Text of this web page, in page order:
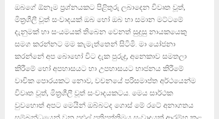
ඔබගේ ඕනෑම ප්‍රශ්නයකට පිළිතුරු ලබාදෙන විවෘත වූත්,
මිත්‍රශීලී වූත් සංවාදයක් ඔබ හෝ ඔබ හා සමාන මට්ටමේ
දැනුමක් හා සංයමයක් තිබෙන වෙනත් සුදුසු නායකයෙකු
සමග කරන්නට මම කැමැත්තෙන් සිටිමි. මා යෝජනා
කරන්නේ අප බොහෝ විට දැක පුරුදු, අනෙකාව සමතලා
කිරීමේ හෝ අපහාසයට හා උපහාසයට භාජනය කිරීමේ
වාචික පොරයකට නොව, වචනයේ පරිසමාප්ත අර්ථයෙන්ම
විවෘත වූත්, මිත්‍රශීලී වූත් සංවාදයකටය. මෙය සාර්ථක
වුවහොත් අපට මෙයින් ඔබ්බටද ගොස් මේ රටේ අනාගතය